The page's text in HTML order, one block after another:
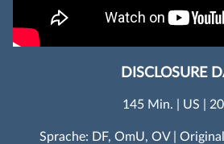
DISCLOSURE
145 Min. | US |
Sprache: DF, OmU, OV |